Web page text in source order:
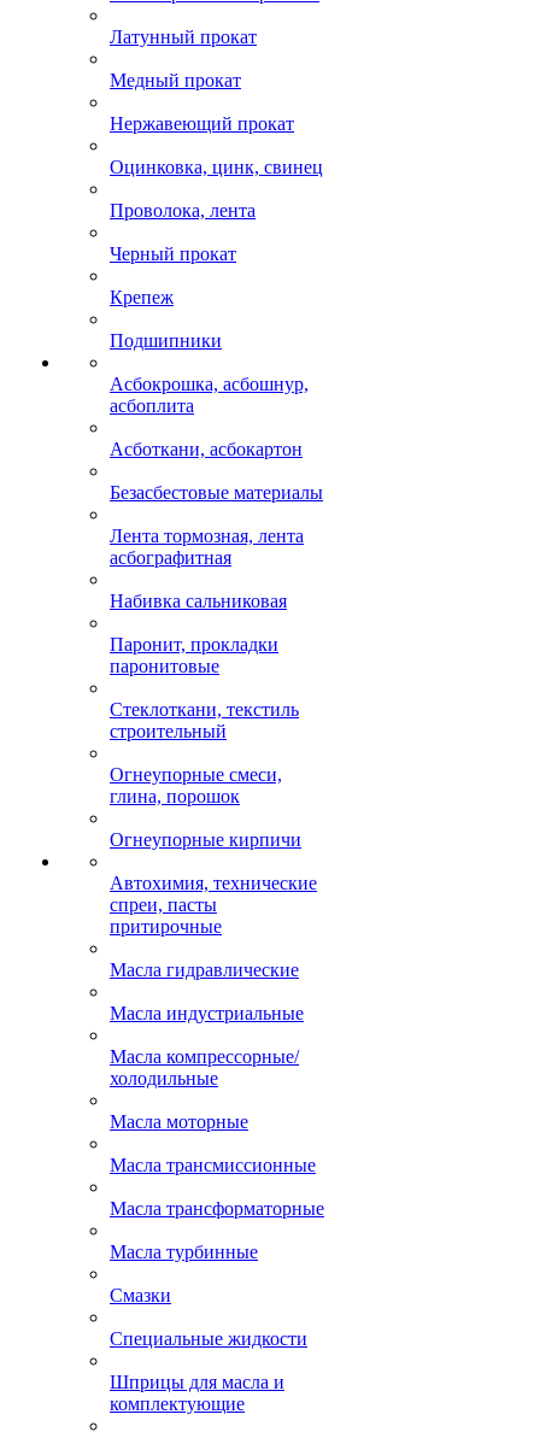
Латунный прокат
Медный прокат
Нержавеющий прокат
Оцинковка, цинк, свинец
Проволока, лента
Черный прокат
Крепеж
Подшипники
Асбокрошка, асбошнур,
асбоплита
Асботкани, асбокартон
Безасбестовые материалы
Лента тормозная, лента
асбографитная
Набивка сальниковая
Паронит, прокладки
паронитовые
Стеклоткани, текстиль
строительный
Огнеупорные смеси,
глина, порошок
Огнеупорные кирпичи
Автохимия, технические
спреи, пасты
притирочные
Масла гидравлические
Масла индустриальные
Масла компрессорные/
холодильные
Масла моторные
Масла трансмиссионные
Масла трансформаторные
Масла турбинные
Смазки
Специальные жидкости
Шприцы для масла и
комплектующие